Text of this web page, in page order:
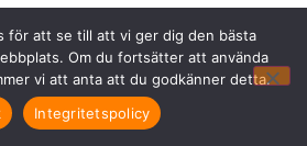
för att se till att vi ger dig den bästa
Om du fortsätter att använda
vi att anta att du godkänner detta.
Integritetspolicy